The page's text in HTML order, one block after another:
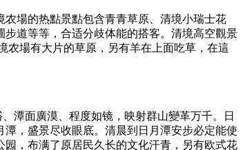
場的热點景點包含青青草原、清境小瑞士花
道等等，合适分歧体能的搭客。清境高空觀景
农場有大片的草原，另有羊在上面吃草，在這
潭面廣漠、程度如镜，映射群山變革万千。日
，盛景尽收眼底。清晨到日月潭安步必定能使
，布满了原居民久长的文化汗青，另有欧式花